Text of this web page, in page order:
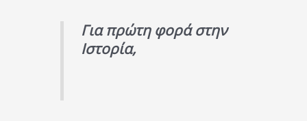
Για πρώτη φορά στην
Ιστορία,